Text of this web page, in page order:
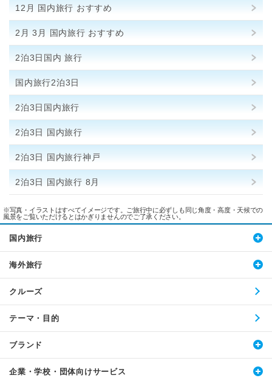
12月 国内旅行 おすすめ
2月 3月 国内旅行 おすすめ
2泊3日国内 旅行
国内旅行2泊3日
2泊3日国内旅行
2泊3日 国内旅行
2泊3日 国内旅行神戸
2泊3日 国内旅行 8月
※写真・イラストはすべてイメージです。ご旅行中に必ずしも同じ角度・高度・天候での
風景をご覧いただけるとはかぎりませんのでご了承ください。
国内旅行
海外旅行
クルーズ
テーマ・目的
ブランド
企業・学校・団体向けサービス